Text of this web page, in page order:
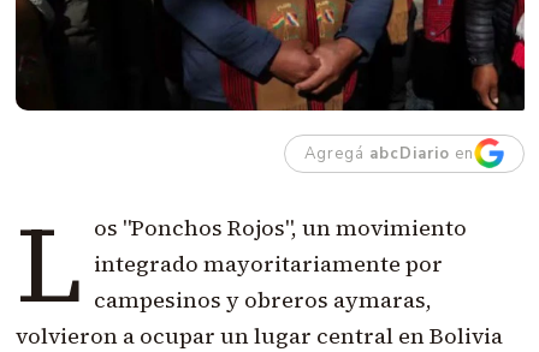
Agregá abcDiario en
L os "Ponchos Rojos", un movimiento
integrado mayoritariamente por
campesinos y obreros aymaras,
volvieron a ocupar un lugar central en Bolivia